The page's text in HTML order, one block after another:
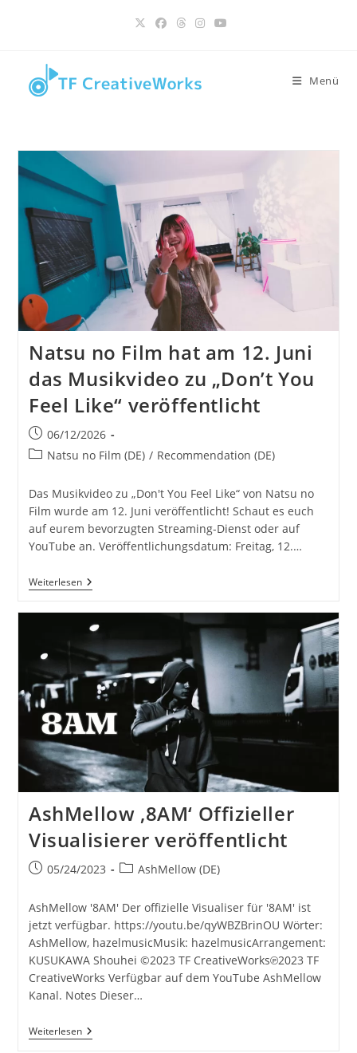
Menü
Natsu no Film hat am 12. Juni
das Musikvideo zu „Don’t You
Feel Like“ veröffentlicht
Beitrag
veröffentlicht:
06/12/2026
Beitrags-
Natsu no Film (DE) / Recommendation (DE)
Das Musikvideo zu „Don't You Feel Like“ von Natsu no
Film wurde am 12. Juni veröffentlicht! Schaut es euch
auf eurem bevorzugten Streaming-Dienst oder auf
YouTube an. Veröffentlichungsdatum: Freitag, 12.…
WeiterlesenNatsu
No
Am
12.
Juni
Das
Musikvideo
„Don’t
You
Feel
Like“
Veröffentlicht
AshMellow ‚8AM‘ Offizieller
Visualisierer veröffentlicht
Beitrag05/24/2023
Beitrags-
AshMellow (DE)
AshMellow '8AM' Der offizielle Visualiser für '8AM' ist
jetzt verfügbar. https://youtu.be/qyWBZBrinOU Wörter:
AshMellow, hazelmusicMusik: hazelmusicArrangement:
KUSUKAWA Shouhei ©2023 TF CreativeWorks℗2023 TF
CreativeWorks Verfügbar auf dem YouTube AshMellow
Kanal. Notes Dieser…
WeiterlesenAshMellow
‚8AM‘